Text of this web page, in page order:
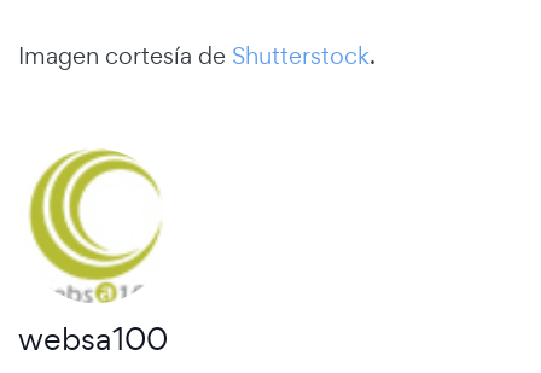
Imagen cortesía de Shutterstock.
websa100